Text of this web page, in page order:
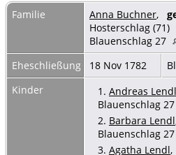
Familie Anna Buchner,
Hosterschlag (71)
Blauenschlag 27
Eheschließung
18 Nov 1782
Kinder
1. Andreas Lendl
Blauenschlag 27
2. Barbara Lendl
Blauenschlag 27
3. Agatha Lendl,